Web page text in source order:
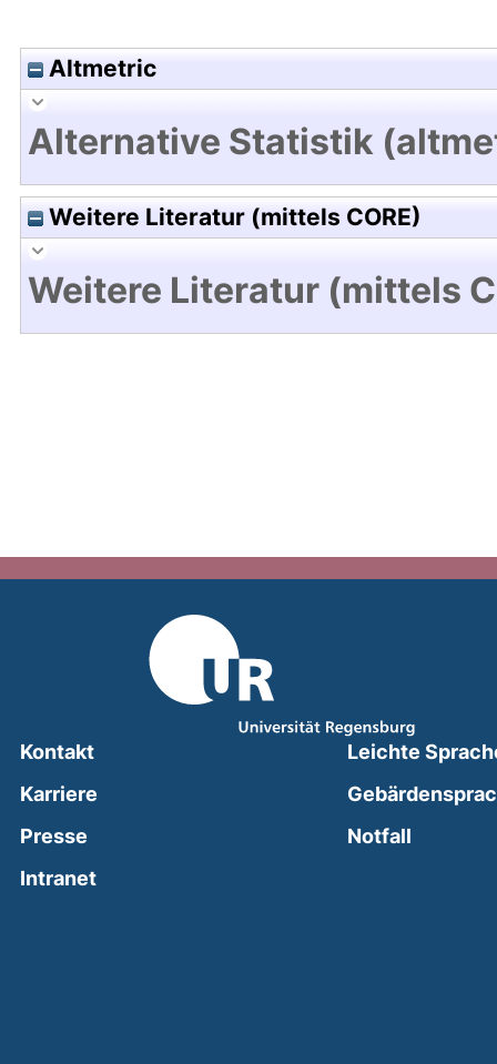
Altmetric
Alternative Statistik
Weitere Literatur (mittels CORE)
Weitere Literatur (mittels
Kontakt
Karriere
Presse
Intranet(external link, opens in a new window)
Leichte
Notfall